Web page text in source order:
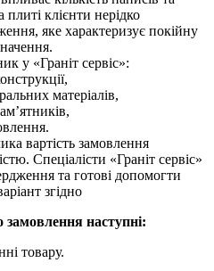
клієнти нерідко
яке характеризує покійну
у «Граніт сервіс»:
матеріалів,
вартість замовлення
Спеціалісти «Граніт сервіс»
та готові допомогти
згідно
наступні:
товару.